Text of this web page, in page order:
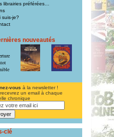
librairies préférées…
suis-je?
nouveautés
vous à la newsletter !
un email à chaque
chronique
clé